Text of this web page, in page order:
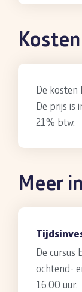
Kosten
De kosten
De prijs is
21% btw.
Meer
De cursus
ochtend-
16.00 uur.